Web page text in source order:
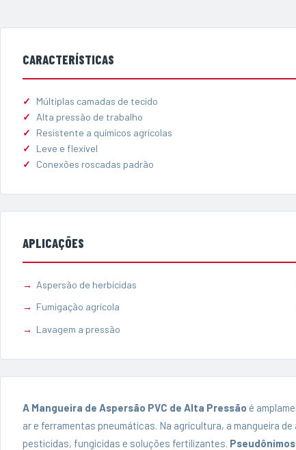
CARACTERÍSTICAS
Múltiplas camadas de tecido
Alta pressão de trabalho
Resistente a químicos agrícolas
Leve e flexível
Conexões roscadas padrão
APLICAÇÕES
Aspersão de herbicidas
Fumigação agrícola
Lavagem a pressão
A Mangueira de Aspersão PVC de Alta Pressão é
ar e ferramentas pneumáticas. Na agricultura, a mangueira
pesticidas, fungicidas e soluções fertilizantes.